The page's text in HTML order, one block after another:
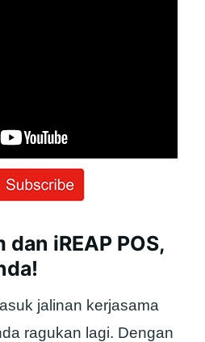
iREAP POS,
jalinan kerjasama
ragukan lagi. Dengan